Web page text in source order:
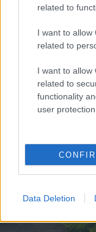
related to
I want to allow
related to
I want to allow
related to
functionality
user protection.
Data Deletion
EZEK IS